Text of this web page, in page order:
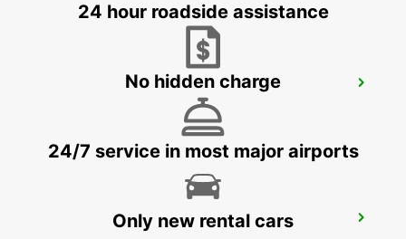
HORSENS - IKC
GOTHENBURG VW SISJON
24 hour roadside assistance
No hidden charge
24/7 service in most major airports
Only new rental cars